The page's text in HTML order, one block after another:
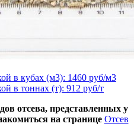
в кубах (м3): 1460 руб/м3
в тоннах (т): 912 руб/т
отсева, представленных у
на странице Отсев